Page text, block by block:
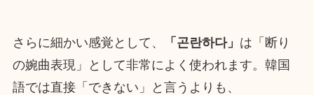
さらに細かい感覚として、 「곤란하다」 は「断り
の婉曲表現」として非常によく使われます。韓国
語では直接「できない」と言うよりも、